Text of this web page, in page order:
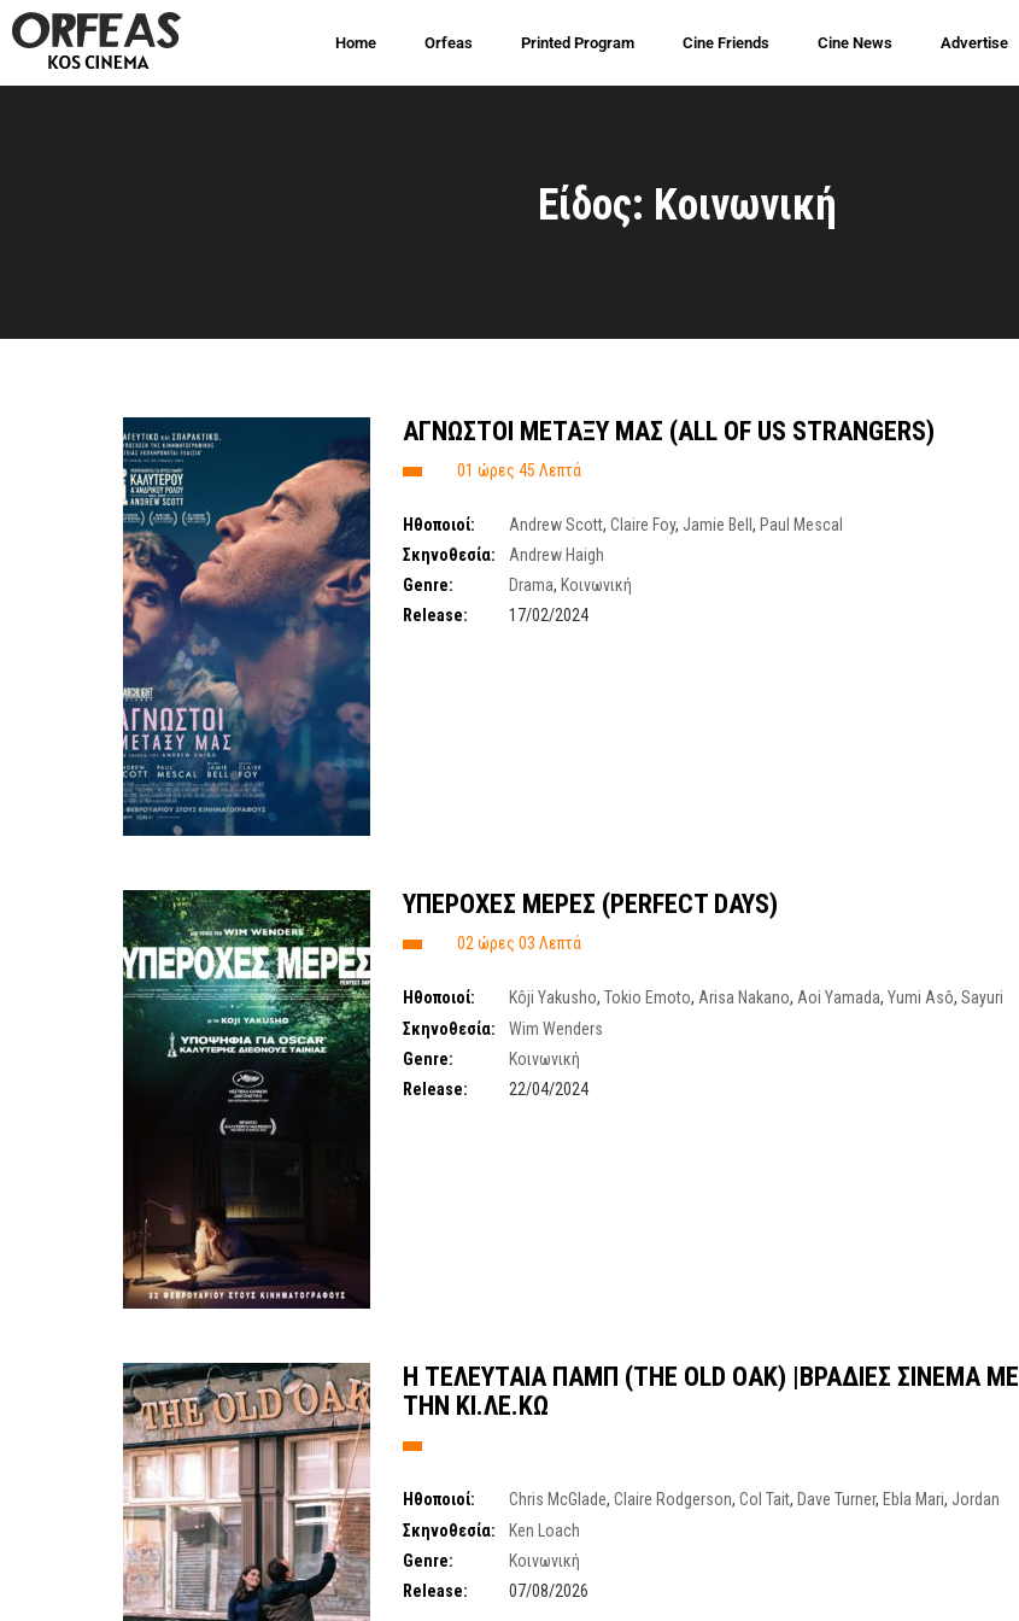
Home Orfeas Printed Program Cine Friends Cine News Advertise
Είδος: Κοινωνική
ΑΓΝΩΣΤΟΙ ΜΕΤΑΞΥ ΜΑΣ (ALL OF US STRANGERS)
01 ώρες 45 Λεπτά
Ηθοποιοί: Andrew Scott, Claire Foy, Jamie Bell , Paul Mescal
Σκηνοθεσία:
Andrew Haigh
Genre:
Drama, Κοινωνική
Release:
17/02/2024
ΥΠΕΡΟΧΕΣ ΜΕΡΕΣ (PERFECT DAYS)
02 ώρες 03 Λεπτά
Ηθοποιοί: Kôji Yakusho, Tokio Emoto, Arisa Nakano, Aoi Yamada, Yumi Asô, Sayuri
Ishikawa,Tomokazu Miura,Min Tanaka
Σκηνοθεσία:
Wim Wenders
Genre:
Κοινωνική
Release:
22/04/2024
Η ΤΕΛΕΥΤΑΙΑ ΠΑΜΠ (THE OLD OAK) |ΒΡΑΔΙΕΣ ΣΙΝΕΜΑ ΜΕ
ΤΗΝ ΚΙ.ΛΕ.ΚΩ
Ηθοποιοί: Chris McGlade, Claire Rodgerson, Col Tait, Dave Turner, Ebla Mari, Jordan
Louis,Trevor Fox
Σκηνοθεσία:
Ken Loach
Genre:
Κοινωνική
Release:
07/08/2026